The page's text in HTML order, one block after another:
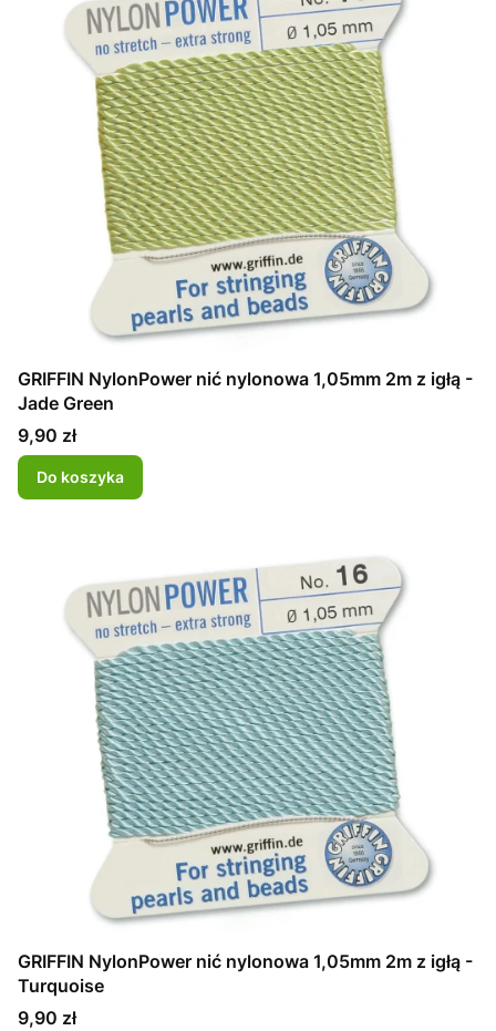
GRIFFIN NylonPower nić nylonowa 1,05mm 2m z igłą -
Jade Green
Cena
9,90 zł
Do koszyka
GRIFFIN NylonPower nić nylonowa 1,05mm 2m z igłą -
Turquoise
Cena
9,90 zł